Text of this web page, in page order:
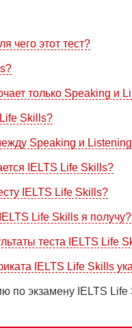
чего этот тест?
только Speaking и
Skills?
Speaking и
IELTS Life Skills?
IELTS Life Skills?
Life Skills я получу?
теста IELTS Life
IELTS Life Skills
по экзамену IELTS Life